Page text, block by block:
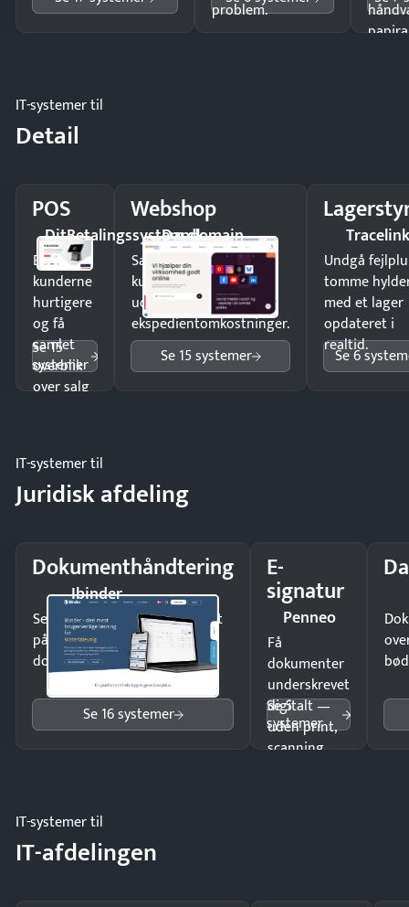
problem.
IT-systemer til
Detail
POS
DitBetalingssystem.dk
Ekspedér
kunderne
hurtigere
og få
samlet
overblik
over salg
Se 15
systemer
Webshop
Dandomain
Sælg produkter 24/7 til
kunder i hele landet
uden
ekspedientomkostninger.
Se 15 systemer
Undgå
tomme
med et lager
opdateret i
realtid.
Se 6
IT-systemer til
Juridisk afdeling
Dokumenthåndtering
Ibinder
Send kontrakter til underskrift
på minutter og mist ingen
dokumenter.
Se 16 systemer
E-
signatur
Penneo
Få
dokumenter
underskrevet
digitalt —
uden print,
scanning
Se 5
systemer
IT-systemer til
IT-afdelingen